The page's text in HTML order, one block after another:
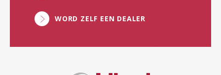
WORD ZELF EEN DEALER